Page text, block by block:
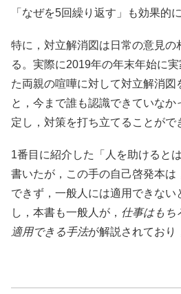
「なぜを5回繰り返す」も効果的
特に，対立解消図は日常の意見の
る。実際に2019年の年末年始に
た両親の喧嘩に対して対立解消図
と，今まで誰も認識できていな
定し，対策を打ち立てることがで
1番目に紹介した「人を助けると
書いたが，この手の自己啓発本は
できず，一般人には適用できな
し，本書も一般人が， 仕事はもち
適用できる手法が解説されており